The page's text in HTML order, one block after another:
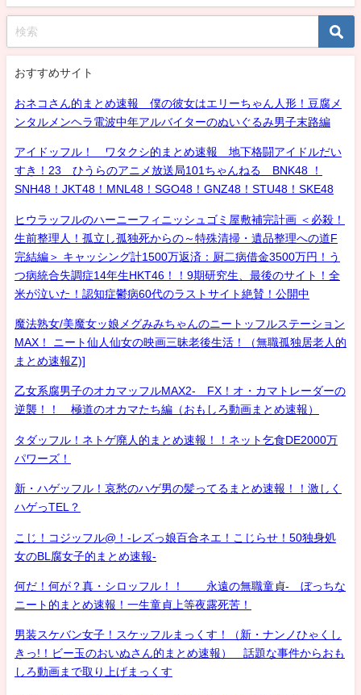
おすすめサイト
おネコさん的まとめ速報 僕の彼女はエリーちゃん人形！豆腐メ
ンタルメンヘラ電波中年アルバイターのぬいぐるみ男子末路編
アイドッフル！ ワタクシ的まとめ速報 地下格闘アイドルだい
すき！23 ひうらのアニメ放送局101ちゃんねる BNK48 ！
SNH48！JKT48！MNL48！SGO48！GNZ48！STU48！SKE48
ヒウラッフルのハーニーフィニッシュゴミ屋敷補完計画 ＜必殺！
生前整理人！孤立し孤独死からの～特殊清掃・遺品整理への道F
完結編＞ キャッシング計1500万返済：厨二病借金3500万円！う
つ病統合失調症14年生HKT46！！9期研究生、最後のサイト！全
米が泣いた！認知症鬱病60代のラストサイト絶賛！公開中
魔法熟女/美魔女ッ娘メグみみちゃんのニートッフルステーション
MAX！ ニート仙人仙女の映画三昧老後生活！（無職孤独居老人的
まとめ速報Z)]
乙女系腐男子のオカマッフルMAX2- FX！オ・カマトレーダーの
逆襲！！ 極道のオカマたち編（おもしろ動画まとめ速報）
タダッフル！ネトゲ廃人的まとめ速報！！ネット乞食DE2000万
パワーズ！
新・ハゲッフル！哀愁のハゲ男の髪ってるまとめ速報！！激しく
ハゲっTEL？
こじ！コジッフル@！-レズっ娘百合ネエ！こじらせ！50独身処
女のBL腐女子的まとめ速報-
何だ！何が？真・シロッフル！！ 永遠の無職童貞- ぼっちな
ニート的まとめ速報！一生童貞上等夜露死苦！
男装スケバン女子！スケッフルまっくす！（新・ナンノひゃくし
きっ!！ビー玉のおいぬさん的まとめ速報） 話題な事件からおも
しろ動画まで取り上げまっくす